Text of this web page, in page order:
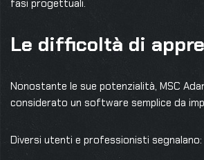
fasi progettuali.
Le difficoltà di
Nonostante le sue potenzialità, MSC
considerato un software semplice da
Diversi utenti e professionisti segnalano: